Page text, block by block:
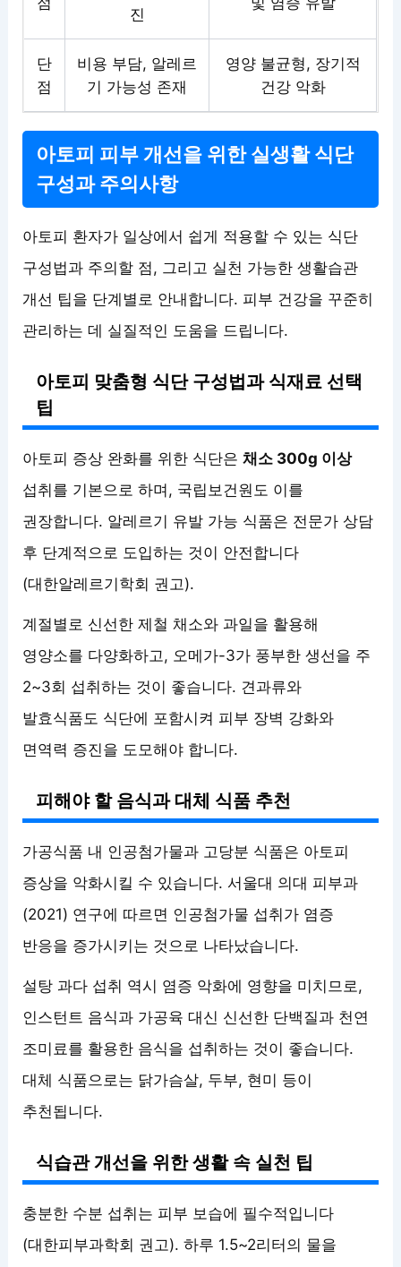
진
단
점
비용 부담, 알레르
기 가능성 존재
영양 불균형, 장기적
건강 악화
아토피 피부 개선을 위한 실생활 식단
구성과 주의사항
아토피 환자가 일상에서 쉽게 적용할 수 있는 식단
구성법과 주의할 점, 그리고 실천 가능한 생활습관
개선 팁을 단계별로 안내합니다. 피부 건강을 꾸준히
관리하는 데 실질적인 도움을 드립니다.
아토피 맞춤형 식단 구성법과 식재료 선택
팁
아토피 증상 완화를 위한 식단은채소 300g 이상
섭취를 기본으로 하며, 국립보건원도 이를
권장합니다. 알레르기 유발 가능 식품은 전문가 상담
후 단계적으로 도입하는 것이 안전합니다
(대한알레르기학회 권고).
계절별로 신선한 제철 채소와 과일을 활용해
영양소를 다양화하고, 오메가-3가 풍부한 생선을 주
2~3회 섭취하는 것이 좋습니다. 견과류와
발효식품도 식단에 포함시켜 피부 장벽 강화와
면역력 증진을 도모해야 합니다.
피해야 할 음식과 대체 식품 추천
가공식품 내 인공첨가물과 고당분 식품은 아토피
증상을 악화시킬 수 있습니다. 서울대 의대 피부과
(2021) 연구에 따르면 인공첨가물 섭취가 염증
반응을 증가시키는 것으로 나타났습니다.
설탕 과다 섭취 역시 염증 악화에 영향을 미치므로,
인스턴트 음식과 가공육 대신 신선한 단백질과 천연
조미료를 활용한 음식을 섭취하는 것이 좋습니다.
대체 식품으로는 닭가슴살, 두부, 현미 등이
추천됩니다.
식습관 개선을 위한 생활 속 실천 팁
충분한 수분 섭취는 피부 보습에 필수적입니다
(대한피부과학회 권고). 하루 1.5~2리터의 물을